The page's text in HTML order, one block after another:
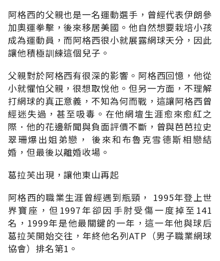
阿格西的父親也是一名運動選手，曾經代表伊朗參
加奧運拳擊，後來移居美國。他自然想要栽培小孩
成為運動員，而阿格西很小就展露網球天分，因此
讓他積極訓練這個兒子。
父親對於阿格西有很深的影響。阿格西回憶，他從
小就懼怕父親，很想取悅他。但另一方面，不理解
打網球的真正意義，不知為何而戰，這讓阿格西曾
經迷失過，甚至吸毒。在他網壇生涯愈來愈紅之
際．他的花邊新聞與負面評價不斷，曾與芭芭拉史
翠珊爆出姐弟戀， 後來和布魯克雪德斯相戀結
婚，但最後以離婚收場。
葛拉芙出現，讓他東山再起
阿格西的職業生涯曾經遇到瓶頸， 1995年登上世
界寶座，但1997年卻因手肘受傷一度掉至141
名，1999年是他最關鍵的一年，這一年他與球后
葛拉芙開始交往，年終他名列ATP（男子職業網球
協會）排名第1。